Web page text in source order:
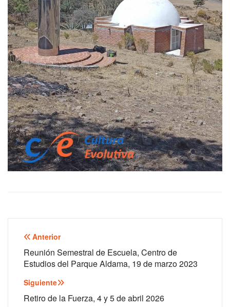
Navegación
de
entradas
Anterior
Reunión Semestral de Escuela, Centro de
Estudios del Parque Aldama, 19 de marzo 2023
Siguiente
Retiro de la Fuerza, 4 y 5 de abril 2026